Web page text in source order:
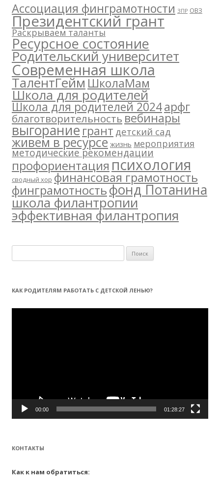
Ассоциация финграмотности ЗПР ОВЗ
Президентский грант
Раскрываем таланты
Ресурсное состояние
Родительский университет
Современная школа
ТалентГеймШколаМам
Школа для родителей
Школа для родителей 2024арфг
благотворительностьвебинары
выгораниегрант детский сад
живем в ресурсе жизнь мероприятия
методические рекомендации
профориентация психология
сводный хор финансовая грамотность
финграмотностьфонд Потанина
школа филантропии
эффективная филантропия
а
т
:
КАК РОДИТЕЛЯМ РАБОТАТЬ С ДЕТСКОЙ ЛЕНЬЮ?
Видеоплеер
00:00 01:28:27
КОНТАКТЫ
Как к нам обратиться: